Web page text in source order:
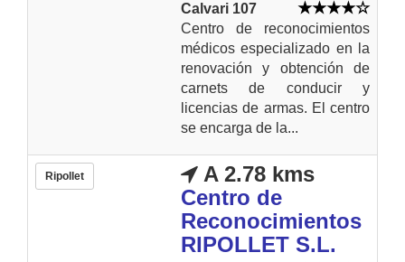
Calvari 107
Centro de reconocimientos
médicos especializado en la
renovación y obtención de
carnets de conducir y
licencias de armas. El centro
se encarga de la...
Ripollet
A 2.78 kms
Centro de
Reconocimientos
RIPOLLET S.L.